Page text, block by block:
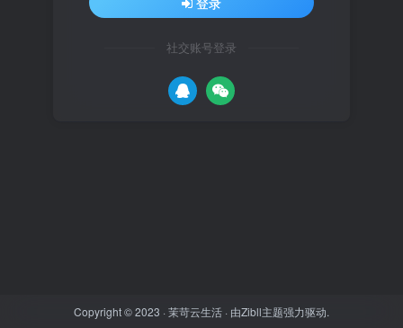
社交账号登录
Copyright © 2023 ·茉苛云生活 · 由Zibll主题强力驱动.